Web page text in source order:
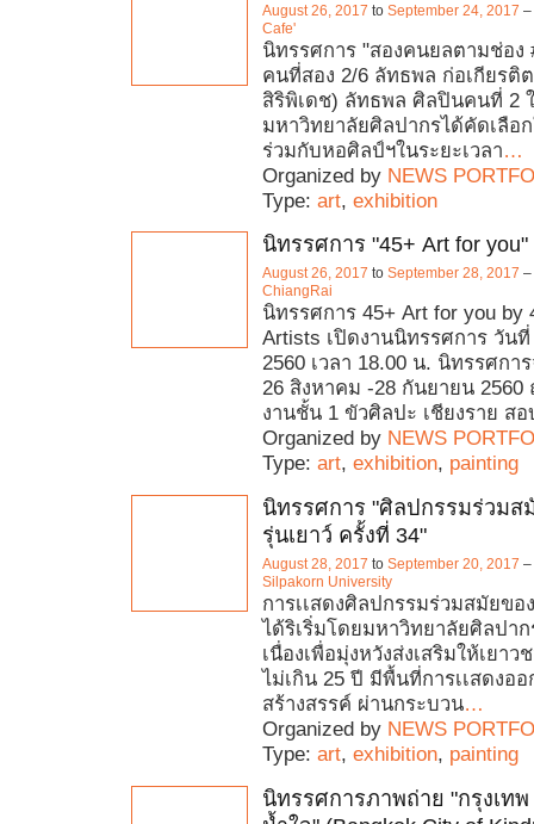
August 26, 2017 to September 24, 2017 –
Cafe'
นิทรรศการ "สองคนยลตามช่อง
คนที่สอง 2/6 ลัทธพล ก่อเกียรติ
สิริพิเดช) ลัทธพล ศิลปินคนที่ 2
มหาวิทยาลัยศิลปากรได้คัดเลือ
ร่วมกับหอศิลป์ฯในระยะเวลา…
Organized by NEWS
Type: art, exhibition
นิทรรศการ "45+ Art for you"
August 26, 2017 to September 28, 2017 –
ChiangRai
นิทรรศการ 45+ Art for you by
Artists เปิดงานนิทรรศการ วัน
2560 เวลา 18.00 น. นิทรรศกา
26 สิงหาคม -28 กันยายน
งานชั้น 1 ขัวศิลปะ เชียงราย สอ
Organized by NEWS
Type: art, exhibition, painting
นิทรรศการ "ศิลปกรรมร่วมส
รุ่นเยาว์ ครั้งที่ 34"
August 28, 2017 to September 20, 2017 –
Silpakorn University
การเเสดงศิลปกรรมร่วมสมัยขอ
ได้ริเริ่มโดยมหาวิทยาลัยศิลปา
เนื่องเพื่อมุ่งหวังส่งเสริมให้เยา
ไม่เกิน 25 ปี มีพื้นที่การเเสดงออ
สร้างสรรค์ ผ่านกระบวน…
Organized by NEWS
Type: art, exhibition, painting
นิทรรศการภาพถ่าย "กรุงเทพ